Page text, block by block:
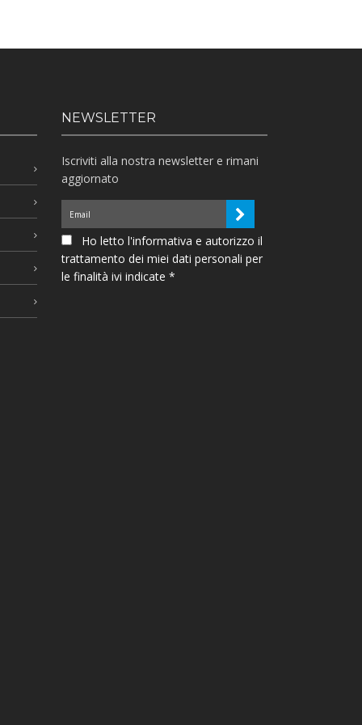
NEWSLETTER
Iscriviti alla nostra newsletter e rimani
aggiornato
Ho letto l'informativa e autorizzo il
trattamento dei miei dati personali per
le finalità ivi indicate *